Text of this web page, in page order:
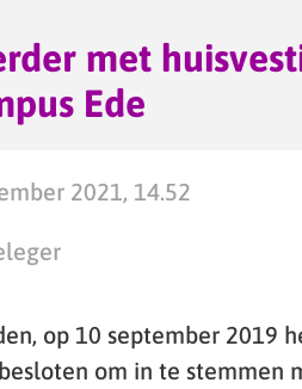
met
Ede
2021, 14.52
op 10 september 2019
om in te stemmen